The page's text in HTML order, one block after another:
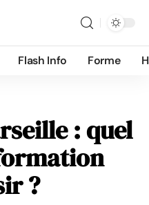
Flash Info Forme
: quel
?